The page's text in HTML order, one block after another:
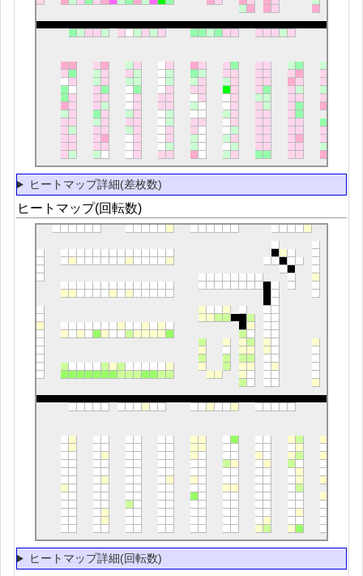
ヒートマップ詳細(差枚数)
ヒートマップ(回転数)
ヒートマップ詳細(回転数)